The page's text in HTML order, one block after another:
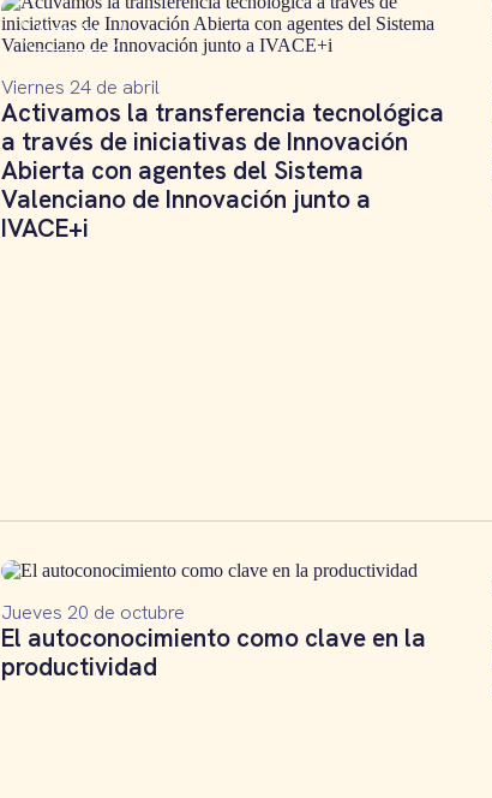
Noticias
Activamos la transferencia tecnológica
a través de iniciativas de Innovación
Abierta con agentes del Sistema
Valenciano de Innovación junto a
IVACE+i
Viernes 24 de abril
El autoconocimiento como clave en la
productividad
Jueves 20 de octubre